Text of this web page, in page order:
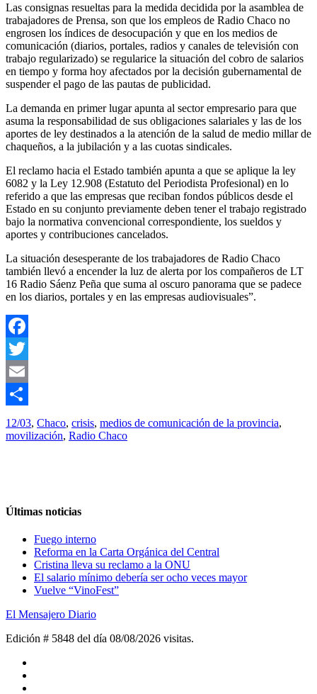
Las consignas resueltas para la medida decidida por la asamblea de
trabajadores de Prensa, son que los empleos de Radio Chaco no
engrosen los índices de desocupación y que en los medios de
comunicación (diarios, portales, radios y canales de televisión con
trabajo regularizado) se regularice la situación del cobro de salarios
en tiempo y forma hoy afectados por la decisión gubernamental de
suspender el pago de las pautas de publicidad.
La demanda en primer lugar apunta al sector empresario para que
asuma la responsabilidad de sus obligaciones salariales y las de los
aportes de ley destinados a la atención de la salud de medio millar de
chaqueños, a la jubilación y a las cuotas sindicales.
El reclamo hacia el Estado también apunta a que se aplique la ley
6082 y la Ley 12.908 (Estatuto del Periodista Profesional) en lo
referido a que las empresas que reciban fondos públicos desde el
Estado en su conjunto previamente deben tener el trabajo registrado
bajo la normativa convencional correspondiente, los sueldos y
aportes y contribuciones cancelados.
La situación desesperante de los trabajadores de Radio Chaco
también llevó a encender la luz de alerta por los compañeros de LT
16 Radio Sáenz Peña que suma al oscuro panorama que se padece
en los diarios, portales y en las empresas audiovisuales”.
Facebook
Twitter
Email
Compartir
12/03, Chaco, crisis, medios de comunicación de la provincia,
movilización, Radio Chaco
Últimas noticias
Fuego interno
Reforma en la Carta Orgánica del Central
Cristina lleva su reclamo a la ONU
El salario mínimo debería ser ocho veces mayor
Vuelve “VinoFest”
El Mensajero Diario
Edición # 5848 del día 08/08/2026 visitas.